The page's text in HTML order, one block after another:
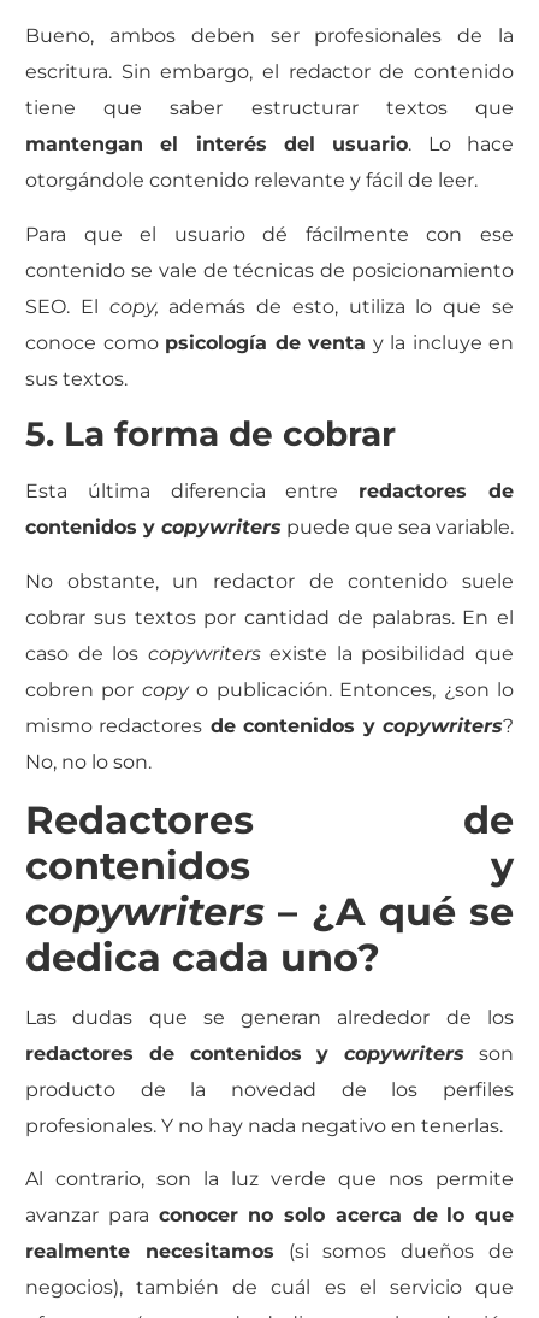
Bueno, ambos deben ser profesionales de la
escritura. Sin embargo, el redactor de contenido
tiene que saber estructurar textos que
mantengan el interés del usuario. Lo hace
otorgándole contenido relevante y fácil de leer.
Para que el usuario dé fácilmente con ese
contenido se vale de técnicas de posicionamiento
SEO. El copy, además de esto, utiliza lo que se
conoce como psicología de venta y la incluye en
sus textos.
5. La forma de cobrar
Esta última diferencia entre redactores de
contenidos y copywriters puede que sea variable.
No obstante, un redactor de contenido suele
cobrar sus textos por cantidad de palabras. En el
caso de los copywritersexiste la posibilidad que
cobren por copyo publicación. Entonces, ¿son lo
mismo redactores de contenidos ycopywriters?
No, no lo son.
Redactores de
contenidos y
copywriters – ¿A qué se
dedica cada uno?
Las dudas que se generan alrededor de los
redactores de contenidos ycopywriters son
producto de la novedad de los perfiles
profesionales. Y no hay nada negativo en tenerlas.
Al contrario, son la luz verde que nos permite
avanzar para conocer no solo acerca de lo que
realmente necesitamos (si somos dueños de
negocios), también de cuál es el servicio que